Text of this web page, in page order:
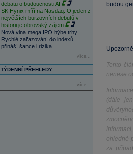
debatu o budoucnosti AI
SK Hynix míří na Nasdaq. O jeden z
největších burzovních debutů v
historii je obrovský zájem
Nová vlna mega IPO hýbe trhy.
Rychlé zařazování do indexů
přináší šance i rizika
více...
TÝDENNÍ PŘEHLEDY
více...
budou
Tento
nenese
(dále
ohledně
za